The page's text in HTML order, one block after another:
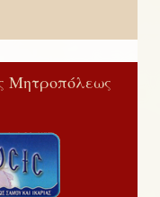
Μητροπόλεως